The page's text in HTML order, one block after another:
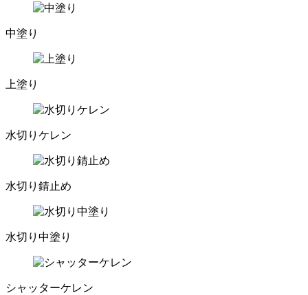
中塗り
上塗り
水切りケレン
水切り錆止め
水切り中塗り
シャッターケレン